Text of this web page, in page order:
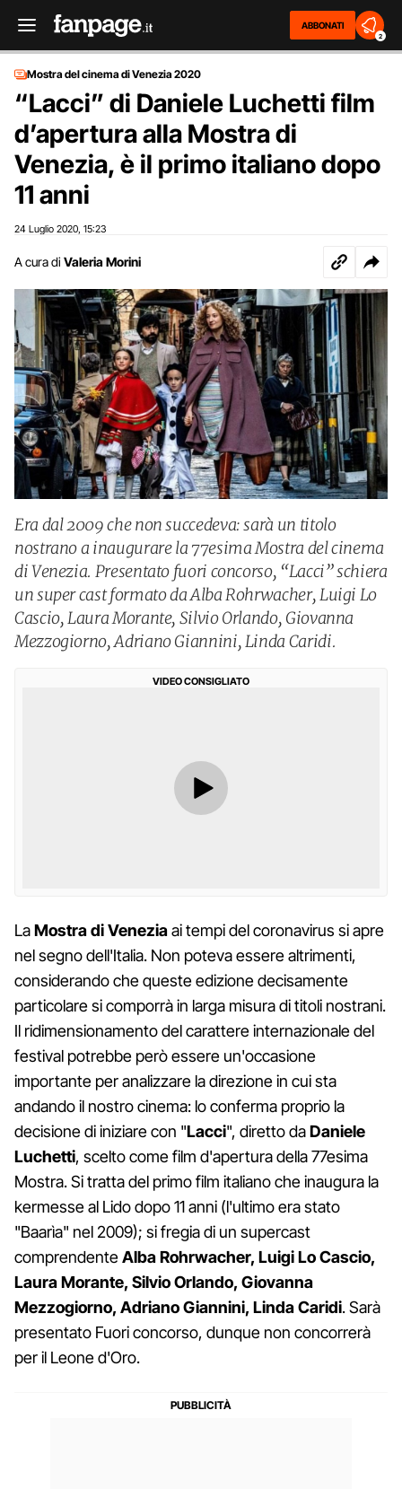
ABBONATI
2
Mostra del cinema di Venezia 2020
“Lacci” di Daniele Luchetti film
d’apertura alla Mostra di
Venezia, è il primo italiano dopo
11 anni
24 Luglio 2020 15:23
A cura di Valeria Morini
Era dal 2009 che non succedeva: sarà un titolo
nostrano a inaugurare la 77esima Mostra del cinema
di Venezia. Presentato fuori concorso, “Lacci” schiera
un super cast formato da Alba Rohrwacher, Luigi Lo
Cascio, Laura Morante, Silvio Orlando, Giovanna
Mezzogiorno, Adriano Giannini, Linda Caridi.
VIDEO CONSIGLIATO
LaMostra di Veneziaai tempi del coronavirus si apre
nel segno dell'Italia. Non poteva essere altrimenti,
considerando che queste edizione decisamente
particolare si comporrà in larga misura di titoli nostrani.
Il ridimensionamento del carattere internazionale del
festival potrebbe però essere un'occasione
importante per analizzare la direzione in cui sta
andando il nostro cinema: lo conferma proprio la
decisione di iniziare con "Lacci", diretto daDaniele
Luchetti, scelto come film d'apertura della 77esima
Mostra. Si tratta del primo film italiano che inaugura la
kermesse al Lido dopo 11 anni (l'ultimo era stato
"Baarìa" nel 2009); si fregia di un supercast
comprendenteAlba Rohrwacher, Luigi Lo Cascio,
Laura Morante, Silvio Orlando, Giovanna
Mezzogiorno, Adriano Giannini, Linda Caridi. Sarà
presentato Fuori concorso, dunque non concorrerà
per il Leone d'Oro.